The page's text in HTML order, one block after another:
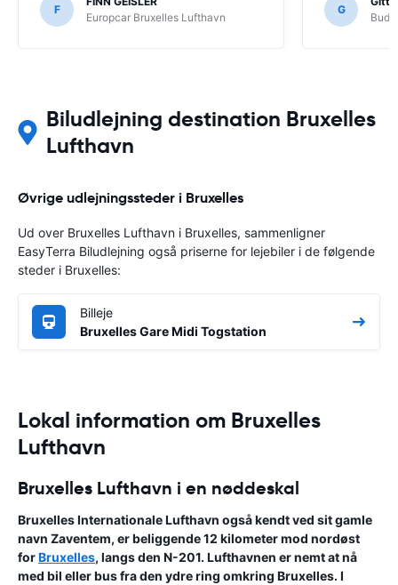
F
Europcar Bruxelles Lufthavn
G
Biludlejning destination Bruxelles
Lufthavn
Øvrige udlejningssteder i Bruxelles
Ud over Bruxelles Lufthavn i Bruxelles, sammenligner
EasyTerra Biludlejning også priserne for lejebiler i de følgende
steder i Bruxelles:
Billeje
Bruxelles Gare Midi Togstation
Lokal information om Bruxelles
Lufthavn
Bruxelles Lufthavn i en nøddeskal
Bruxelles Internationale Lufthavn også kendt ved sit gamle
navn Zaventem, er beliggende 12 kilometer mod nordøst
forBruxelles, langs den N-201. Lufthavnen er nemt at nå
med bil eller bus fra den ydre ring omkring Bruxelles. I